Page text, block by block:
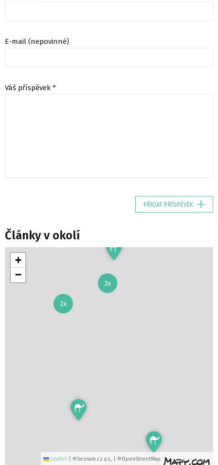
E-mail (nepovinné)
Váš příspěvek *
PŘIDAT PŘÍSPĚVEK
Články v okolí
2x
3x
+
−
Leaflet ©Seznam.cz a.s., | ©OpenStreetMap